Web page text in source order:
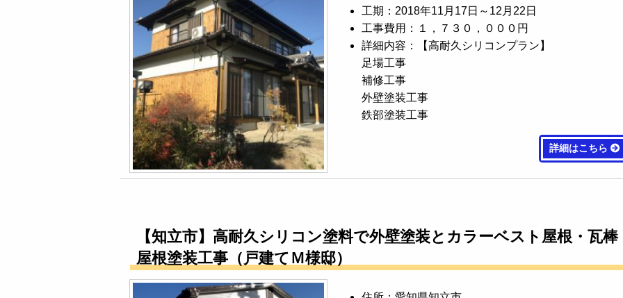
工期：2018年11月17日～12月22日
工事費用：１，７３０，０００円
詳細内容：【高耐久シリコンプラン】
足場工事
補修工事
外壁塗装工事
鉄部塗装工事
詳細はこちら
【知立市】高耐久シリコン塗料で外壁塗装とカラーベスト屋根・瓦棒
屋根塗装工事（戸建てＭ様邸）